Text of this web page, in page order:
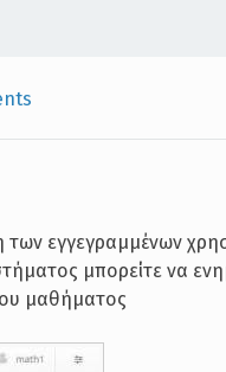
των εγγεγραμμένων
μπορείτε να
μαθήματος